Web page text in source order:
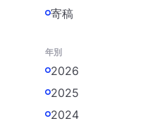
寄稿
年別
2026
2025
2024